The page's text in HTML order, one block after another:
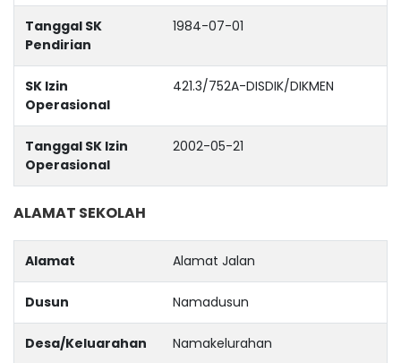
Tanggal SK
Pendirian
1984-07-01
SK Izin
Operasional
421.3/752A-DISDIK/DIKMEN
Tanggal SK Izin
Operasional
2002-05-21
ALAMAT SEKOLAH
Alamat Alamat Jalan
Dusun Namadusun
Desa/Keluarahan Namakelurahan